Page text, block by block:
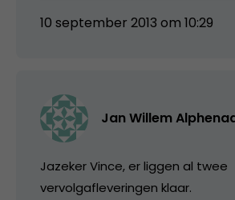
10 september 2013 om 10:29
Jan Willem
Jazeker Vince, er liggen al twee
vervolgafleveringen klaar.